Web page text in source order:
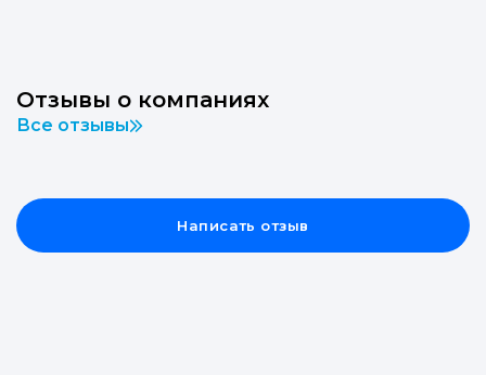
Отзывы о компаниях
Все отзывы
Написать отзыв